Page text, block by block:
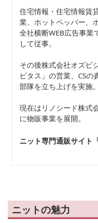
住宅情報・住宅情報賃
業、ホットペッパー、
全社横断WEB広告事業
して従事。
その後株式会社オズビ
ピタス」の営業、CS
部隊を立ち上げを実施。
現在はリノシード株式
に物販事業を展開。
ニット専門通販サイト
ニットの魅力